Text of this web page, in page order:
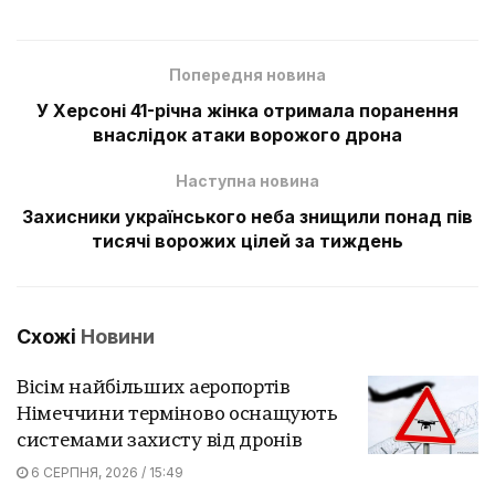
Попередня новина
У Херсоні 41-річна жінка отримала поранення
внаслідок атаки ворожого дрона
Наступна новина
Захисники українського неба знищили понад пів
тисячі ворожих цілей за тиждень
Схожі Новини
Вісім найбільших аеропортів
Німеччини терміново оснащують
системами захисту від дронів
6 СЕРПНЯ, 2026 / 15:49